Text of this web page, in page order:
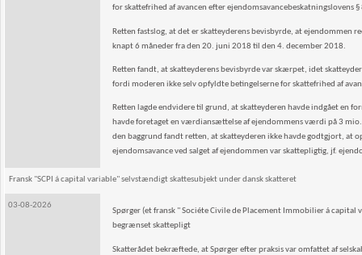
for skattefrihed af avancen efter ejendomsavancebeskatningslovens
Retten fastslog, at det er skatteyderens bevisbyrde, at ejendommen
knapt 6 måneder fra den 20. juni 2018 til den 4. december 2018.
Retten fandt, at skatteyderens bevisbyrde var skærpet, idet
fordi moderen ikke selv opfyldte betingelserne for skattefrihed af
Retten lagde endvidere til grund, at skatteyderen havde indgået en
havde foretaget en værdiansættelse af ejendommens værdi på 3
den baggrund fandt retten, at skatteyderen ikke havde godtgjort, at
ejendomsavance ved salget af ejendommen var skattepligtig, jf.
Fransk "SCPI á capital variable" selvstændigt skattesubjekt under dansk skatteret
03-08-2026
Spørger (et fransk " Sociéte Civile de Placement Immobilier á
begrænset skattepligt
Skatterådet bekræftede, at Spørger efter praksis var omfattet af